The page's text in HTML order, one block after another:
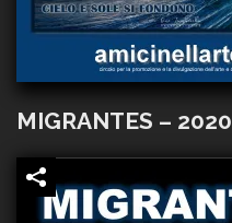
MIGRANTES – 2020